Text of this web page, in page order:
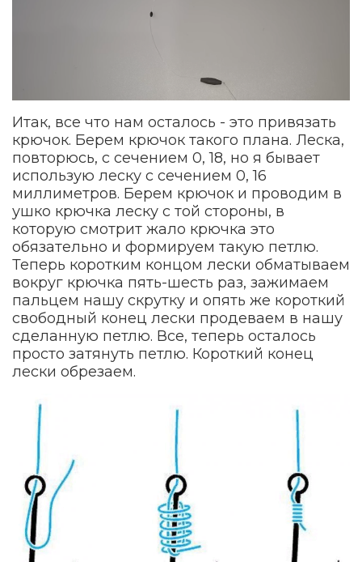
Итак, все что нам осталось - это привязать
крючок. Берем крючок такого плана. Леска,
повторюсь, с сечением 0, 18, но я бывает
использую леску с сечением 0, 16
миллиметров. Берем крючок и проводим в
ушко крючка леску с той стороны, в
которую смотрит жало крючка это
обязательно и формируем такую петлю.
Теперь коротким концом лески обматываем
вокруг крючка пять-шесть раз, зажимаем
пальцем нашу скрутку и опять же короткий
свободный конец лески продеваем в нашу
сделанную петлю. Все, теперь осталось
просто затянуть петлю. Короткий конец
лески обрезаем.